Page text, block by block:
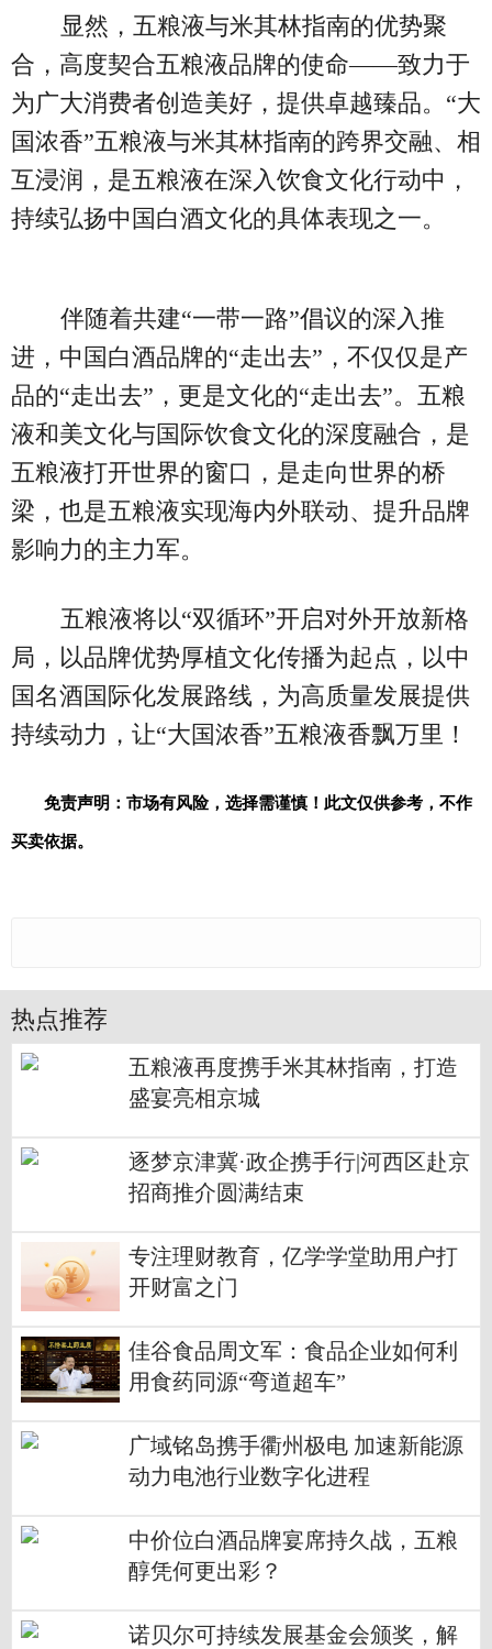
显然，五粮液与米其林指南的优势聚
合，高度契合五粮液品牌的使命——致力于
为广大消费者创造美好，提供卓越臻品。“大
国浓香”五粮液与米其林指南的跨界交融、相
互浸润，是五粮液在深入饮食文化行动中，
持续弘扬中国白酒文化的具体表现之一。
伴随着共建“一带一路”倡议的深入推
进，中国白酒品牌的“走出去”，不仅仅是产
品的“走出去”，更是文化的“走出去”。五粮
液和美文化与国际饮食文化的深度融合，是
五粮液打开世界的窗口，是走向世界的桥
梁，也是五粮液实现海内外联动、提升品牌
影响力的主力军。
五粮液将以“双循环”开启对外开放新格
局，以品牌优势厚植文化传播为起点，以中
国名酒国际化发展路线，为高质量发展提供
持续动力，让“大国浓香”五粮液香飘万里！
免责声明：市场有风险，选择需谨慎！此文仅供参考，不作
买卖依据。
热点推荐
五粮液再度携手米其林指南，打造
盛宴亮相京城
逐梦京津冀·政企携手行|河西区赴京
招商推介圆满结束
专注理财教育，亿学学堂助用户打
开财富之门
佳谷食品周文军：食品企业如何利
用食药同源“弯道超车”
广域铭岛携手衢州极电 加速新能源
动力电池行业数字化进程
中价位白酒品牌宴席持久战，五粮
醇凭何更出彩？
诺贝尔可持续发展基金会颁奖，解